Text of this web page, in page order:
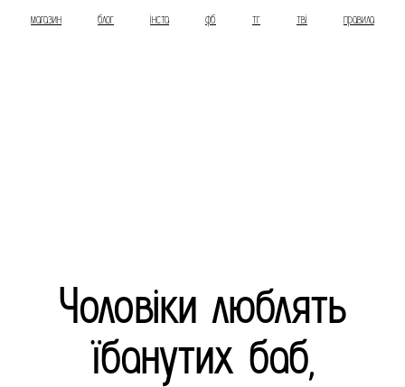
магазин блог інста фб тг тві правила
Чоловіки люблять
їбанутих баб,